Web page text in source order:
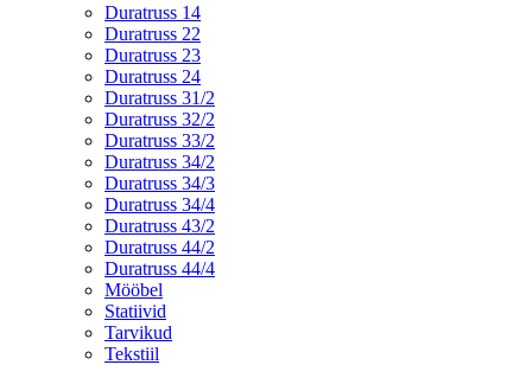
Duratruss 14
Duratruss 22
Duratruss 23
Duratruss 24
Duratruss 31/2
Duratruss 32/2
Duratruss 33/2
Duratruss 34/2
Duratruss 34/3
Duratruss 34/4
Duratruss 43/2
Duratruss 44/2
Duratruss 44/4
Mööbel
Statiivid
Tarvikud
Tekstiil